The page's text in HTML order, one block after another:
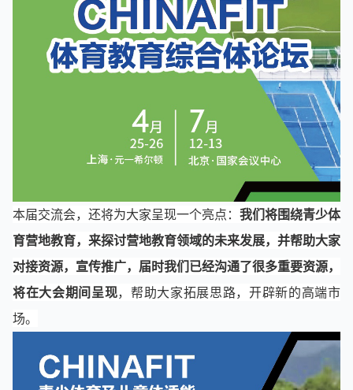
本届交流会，还将为大家呈现一个亮点： 我们将围绕青少体
育营地教育，来探讨营地教育领域的未来发展，并帮助大家
对接资源，宣传推广，届时我们已经沟通了很多重要资源，
将在大会期间呈现，帮助大家拓展思路，开辟新的高端市
场。